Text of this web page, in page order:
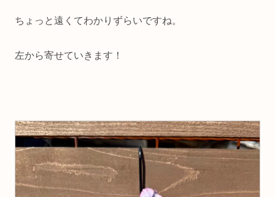
ちょっと遠くてわかりずらいですね。
左から寄せていきます！